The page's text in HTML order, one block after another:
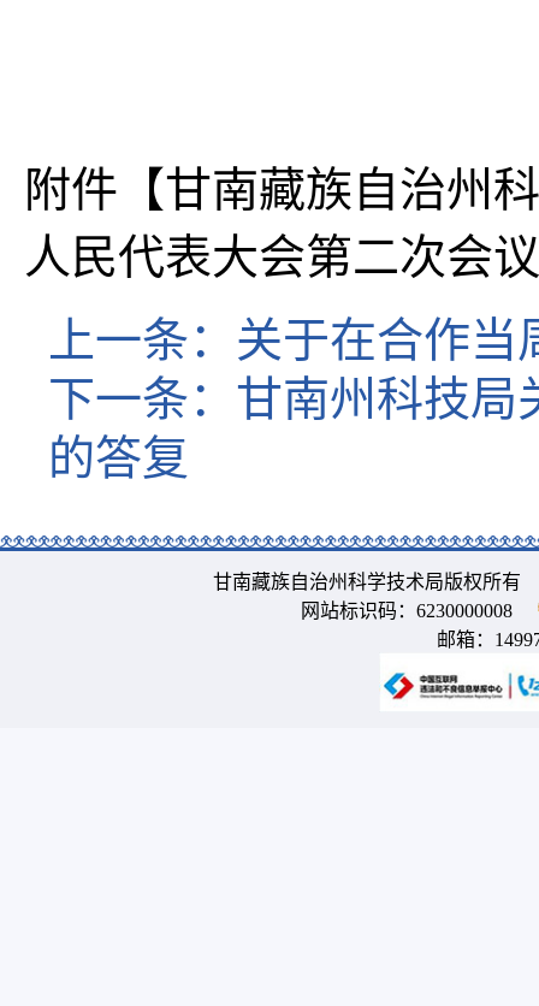
附件【甘南藏族自治州
人民代表大会第二次会
上一条： 关于在合作当
下一条： 甘南州科技局
的答复
甘南藏族自治州科学技术局版权所
网站标识码：6230000008
邮箱：